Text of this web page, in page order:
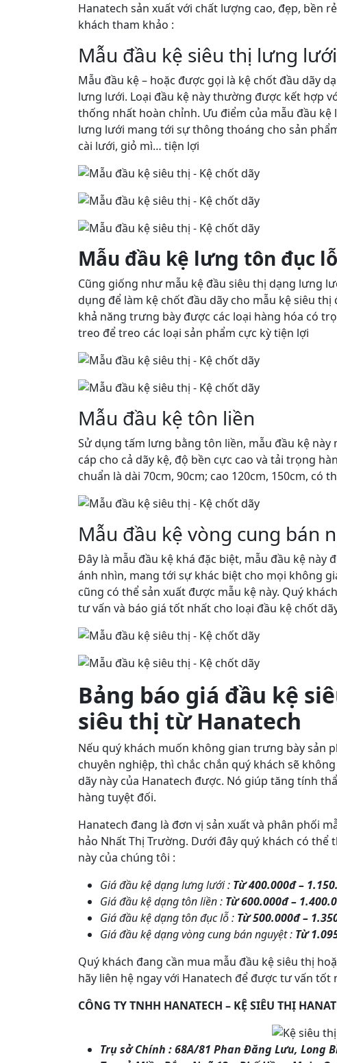
Hanatech sản xuất với chất lượng cao, đẹp, bền
khách tham khảo :
Mẫu đầu kệ siêu thị lưng lưới
Mẫu đầu kệ – hoặc được gọi là kệ chốt đầu dãy
lưng lưới. Loại đầu kệ này thường được kết hợp
thống nhất hoàn chỉnh. Ưu điểm của mẫu đầu
lưng lưới mang tới sự thông thoáng cho sản
cài lưới, giỏ mì… tiện lợi
Mẫu đầu kệ lưng tôn đục lỗ
Cũng giống như mẫu kệ đầu siêu thị dạng lưng
dụng để làm kệ chốt đầu dãy cho mẫu kệ siêu
khả năng trưng bày được các loại hàng hóa có
treo để treo các loại sản phẩm cực kỳ tiện lợi
Mẫu đầu kệ tôn liền
Sử dụng tấm lưng bằng tôn liền, mẫu đầu kệ
cáp cho cả dãy kệ, độ bền cực cao và tải trọng
chuẩn là dài 70cm, 90cm; cao 120cm, 150cm, có
Mẫu đầu kệ vòng cung bán
Đây là mẫu đầu kệ khá đặc biệt, mẫu đầu kệ
ánh nhìn, mang tới sự khác biệt cho mọi không
cũng có thể sản xuất được mẫu kệ này. Quý
tư vấn và báo giá tốt nhất cho loại đầu kệ chốt
Bảng báo giá đầu kệ
siêu thị từ Hanatech
Nếu quý khách muốn không gian trưng bày sản
chuyên nghiệp, thì chắc chắn quý khách sẽ
dãy này của Hanatech được. Nó giúp tăng tính
hàng tuyệt đối.
Hanatech đang là đơn vị sản xuất và phân phối
hảo Nhất Thị Trường. Dưới đây quý khách có
này của chúng tôi :
Giá đầu kệ dạng lưng lưới : Từ 400.000đ –
Giá đầu kệ dạng tôn liền : Từ 600.000đ –
Giá đầu kệ dạng tôn đục lỗ : Từ 500.000đ –
Giá đầu kệ dạng vòng cung bán nguyệt : Từ
Quý khách đang cần mua mẫu đầu kệ siêu thị
hãy liên hệ ngay với Hanatech để được tư vấn tốt
CÔNG TY TNHH HANATECH – KỆ SIÊU THỊ
Trụ sở Chính : 68A/81 Phan Đăng Lưu, Long